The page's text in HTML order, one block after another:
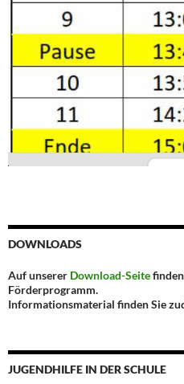
DOWNLOADS
Auf unserer Download-Seite
Förderprogramm.
Informationsmaterial finden Sie
JUGENDHILFE IN DER SCHULE